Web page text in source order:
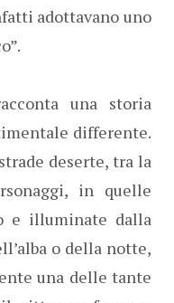
adottavano uno
una storia
differente.
deserte, tra la
in quelle
e illuminate dalla
o della notte,
una delle tante